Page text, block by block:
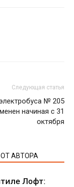
Следующая статья
№ 205
начиная с 31
октября
АВТОРА
Лофт: